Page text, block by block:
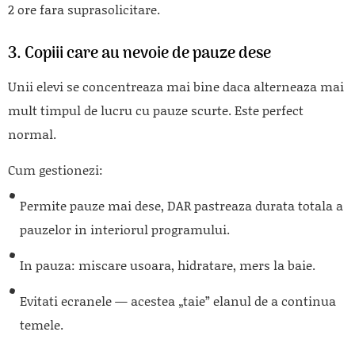
2 ore fara suprasolicitare.
3. Copiii care au nevoie de pauze dese
Unii elevi se concentreaza mai bine daca alterneaza mai
mult timpul de lucru cu pauze scurte. Este perfect
normal.
Cum gestionezi:
Permite pauze mai dese, DAR pastreaza durata totala a
pauzelor in interiorul programului.
In pauza: miscare usoara, hidratare, mers la baie.
Evitati ecranele — acestea „taie” elanul de a continua
temele.